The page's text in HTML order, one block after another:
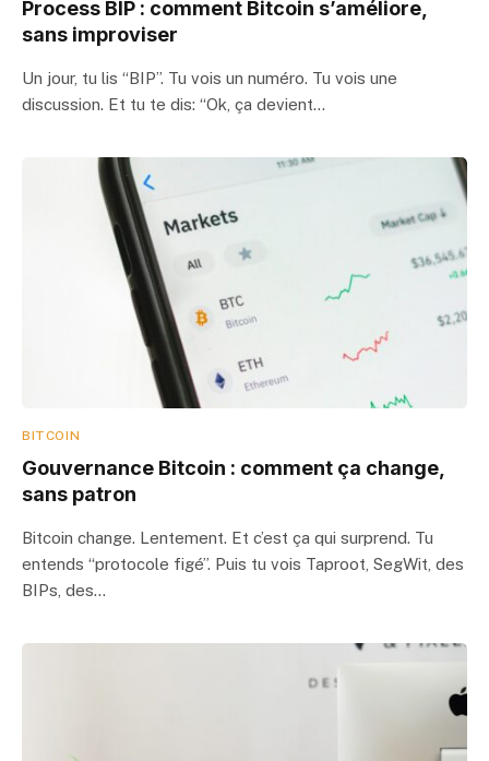
Process BIP : comment Bitcoin s’améliore,
sans improviser
Un jour, tu lis “BIP”. Tu vois un numéro. Tu vois une
discussion. Et tu te dis: “Ok, ça devient…
BITCOIN
Gouvernance Bitcoin : comment ça change,
sans patron
Bitcoin change. Lentement. Et c’est ça qui surprend. Tu
entends “protocole figé”. Puis tu vois Taproot, SegWit, des
BIPs, des…